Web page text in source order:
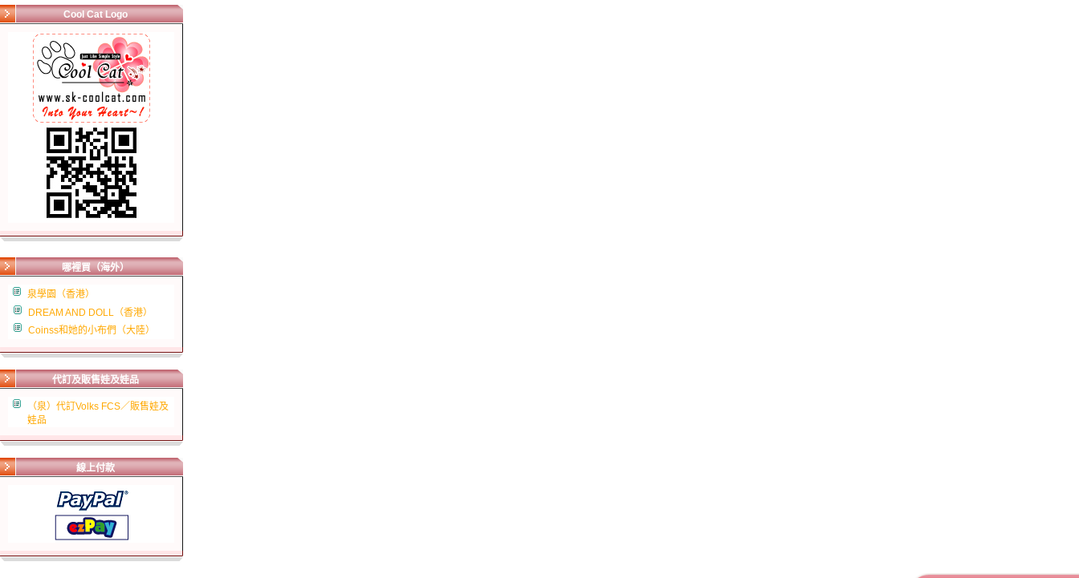
Cool Cat Logo
哪裡買（海外）
泉學園（香港）
DREAM AND DOLL（香港）
Coinss和她的小布們（大陸）
代訂及販售娃及娃品
（泉）代訂Volks FCS／販售娃及
娃品
線上付款